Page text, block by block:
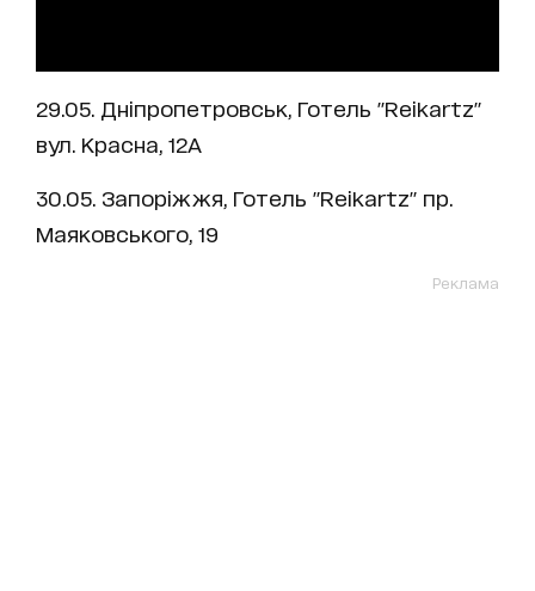
29.05. Дніпропетровськ, Готель "Reikartz"
вул. Красна, 12А
30.05. Запоріжжя, Готель "Reikartz" пр.
Маяковського, 19
Реклама